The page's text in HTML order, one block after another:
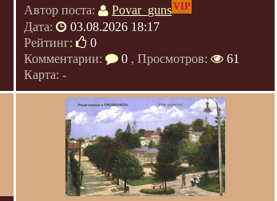
Автор поста:
Povar_gunsVIP
Дата:
03.08.2026 18:17
Рейтинг:
0
Комментарии:
0 , Просмотров:
61
Карта: -